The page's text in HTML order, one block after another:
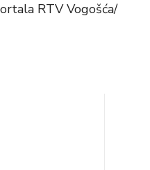
RTV Vogošća/